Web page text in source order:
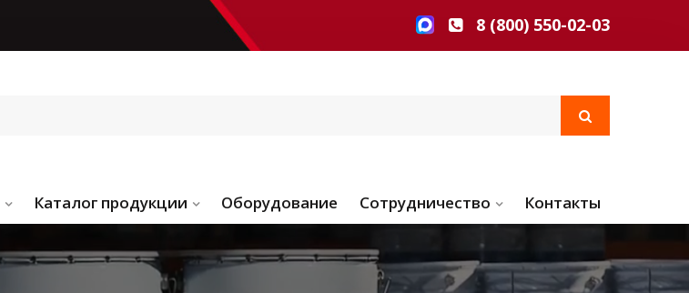
8 (800) 550-02-03
Каталог продукции Оборудование Сотрудничество Контакты